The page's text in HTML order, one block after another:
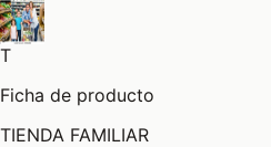
T
Ficha de producto
TIENDA FAMILIAR